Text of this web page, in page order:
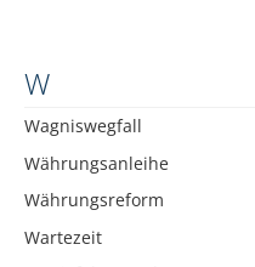
W
Wagniswegfall
Währungsanleihe
Währungsreform
Wartezeit